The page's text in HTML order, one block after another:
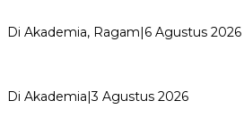
Di Akademia, Ragam|6 Agustus 2026
Di Akademia|3 Agustus 2026